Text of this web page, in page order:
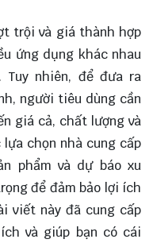
trội và giá thành hợp
ứng dụng khác nhau
nhiên, để đưa ra
người tiêu dùng cần
giá cả, chất lượng và
lựa chọn nhà cung cấp
phẩm và dự báo xu
để đảm bảo lợi ích
viết này đã cung cấp
và giúp bạn có cái